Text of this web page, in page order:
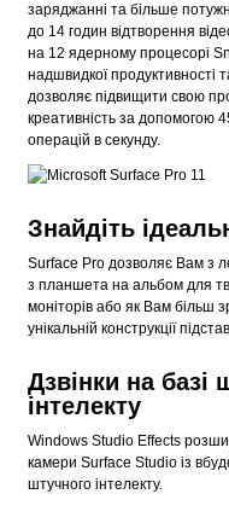
заряджанні та більше
до 14 годин відтворення
на 12 ядерному процесорі
надшвидкої продуктивності
дозволяє підвищити свою
креативність за допомогою
операцій в секунду.
Знайдіть
Surface Pro дозволяє Вам з
з планшета на альбом для
моніторів або як Вам більш
унікальній конструкції
Дзвінки на базі
інтелекту
Windows Studio Effects
камери Surface Studio із
штучного інтелекту.